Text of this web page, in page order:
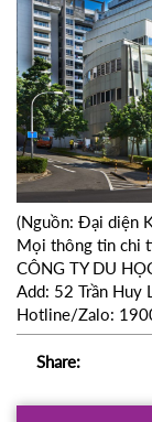
(Nguồn: Đại diện
Mọi thông tin chi
CÔNG TY DU
Add: 52 Trần Huy
Hotline/Zalo:
Share: